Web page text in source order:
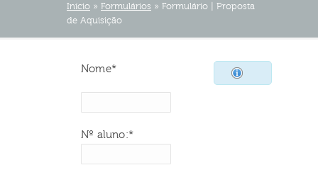
Início » Formulários » Formulário | Proposta
de Aquisição
Nome*
Nº aluno:*